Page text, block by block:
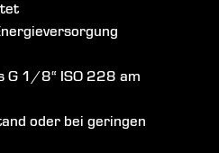
G 1/8“ ISO 228 am
oder bei geringen